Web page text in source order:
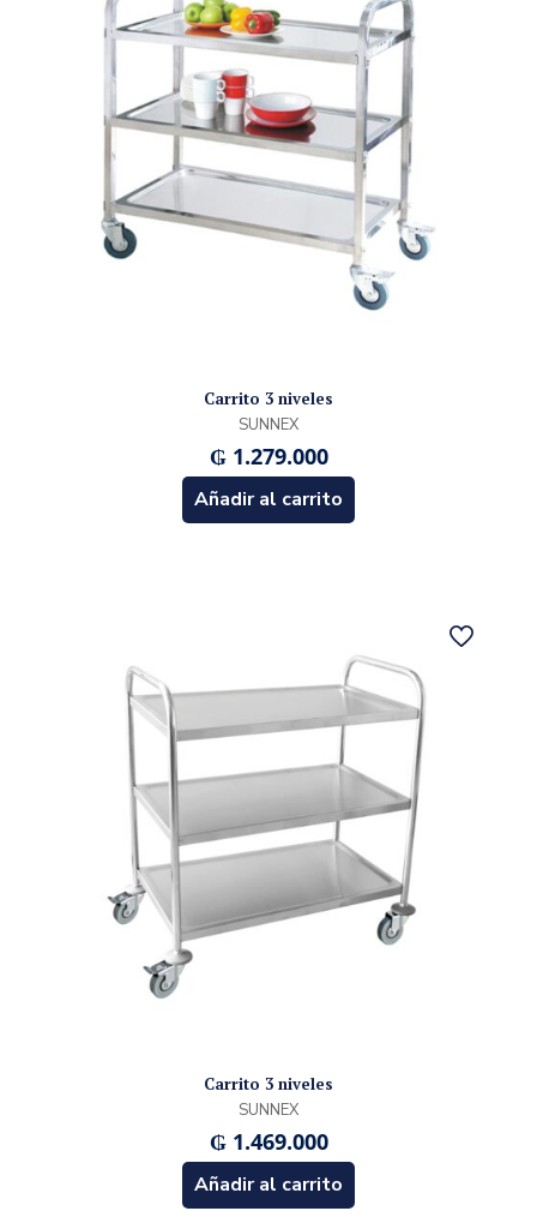
Carrito 3 niveles
SUNNEX
₲1.279.000
Añadir al carrito
Carrito 3 niveles
SUNNEX
₲1.469.000
Añadir al carrito